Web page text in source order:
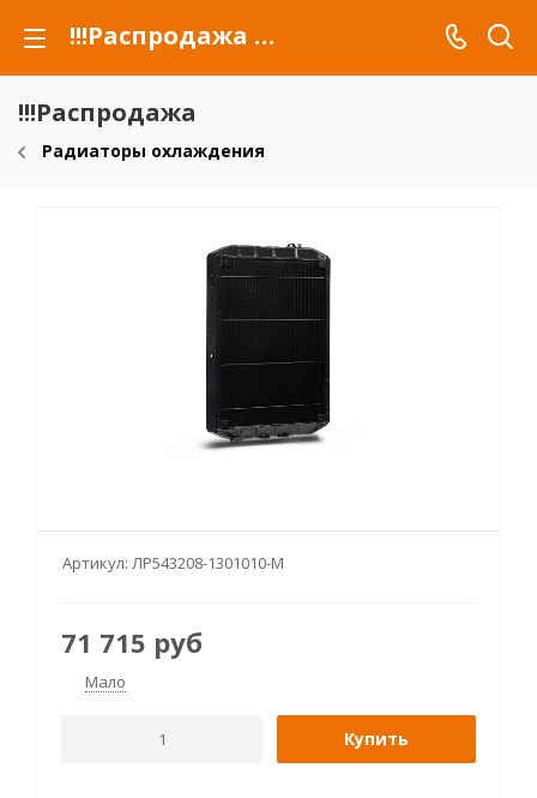
!!!Распродажа для автомобилей российских марок и сельхозтехники
!!!Распродажа
Радиаторы охлаждения
Артикул: ЛР543208-1301010-М
71 715 руб
Мало
Купить